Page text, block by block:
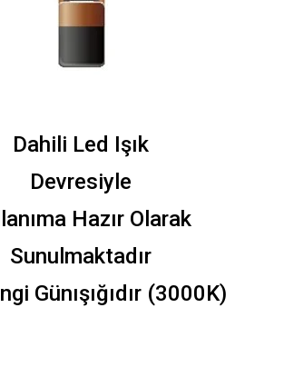
Dahili Led Işık
Devresiyle
Hazır Olarak
Sunulmaktadır
Günışığıdır (3000K)